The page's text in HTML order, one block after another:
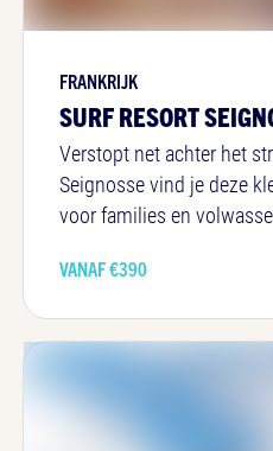
FRANKRIJK
SURF RESORT
Verstopt net achter het
Seignosse vind je deze
voor families en
VANAF €390